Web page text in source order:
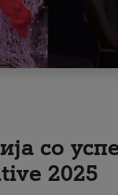
со
2025